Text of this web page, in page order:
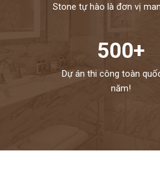
Stone tự hào là đơn vị
500+
Dự án thi công toàn
năm!